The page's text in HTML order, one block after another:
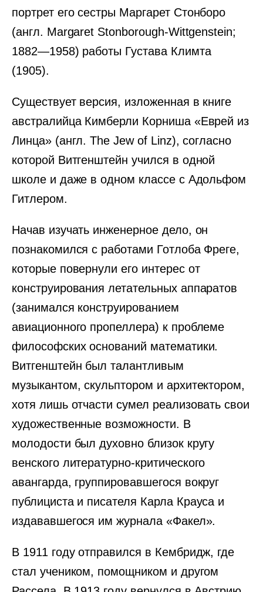
портрет его сестры Маргарет Стонборо
(англ. Margaret Stonborough-Wittgenstein;
1882—1958) работы Густава Климта
(1905).
Существует версия, изложенная в книге
австралийца Кимберли Корниша «Еврей из
Линца» (англ. The Jew of Linz), согласно
которой Витгенштейн учился в одной
школе и даже в одном классе с Адольфом
Гитлером.
Начав изучать инженерное дело, он
познакомился с работами Готлоба Фреге,
которые повернули его интерес от
конструирования летательных аппаратов
(занимался конструированием
авиационного пропеллера) к проблеме
философских оснований математики.
Витгенштейн был талантливым
музыкантом, скульптором и архитектором,
хотя лишь отчасти сумел реализовать свои
художественные возможности. В
молодости был духовно близок кругу
венского литературно-критического
авангарда, группировавшегося вокруг
публициста и писателя Карла Крауса и
издававшегося им журнала «Факел».
В 1911 году отправился в Кембридж, где
стал учеником, помощником и другом